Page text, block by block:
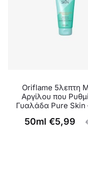
Oriflame 5λεπτη
Αργίλου που
Γυαλάδα Pure Skin
Original
€5,99
Η
50ml